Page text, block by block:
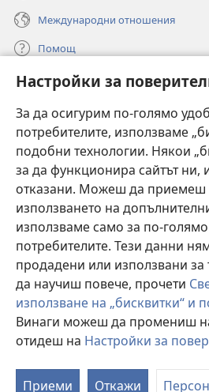
Настройки за
За да осигурим по-голямо
потребителите, използваме
подобни технологии. Някои
за да функционира сайтът ни,
отказани. Можеш да приемеш
използването на
използваме само за по-
потребителите. Тези данни
продадени или използвани за
да научиш повече, прочети
използване на „бисквитки“ и
Винаги можеш да промениш
отидеш на Настройки за
Приеми Откажи
Международни отношения
Помощ
Дарения
нов
прозорец)ОНЛАЙН БИБЛИОТЕКА „Стражева
(отваря
нов
прозорец)
JW Hub
(отваря
нов
прозорец)JW Library
Watchtower Library ®
Copyright© 2026 Watch Tower Bible and
УСЛОВИЯ ЗА ПОЛЗВАНЕ
НАСТРОЙКИ ЗА